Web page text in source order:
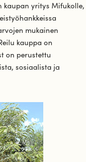
kaupan yritys Mifukolle,
mukainen
kauppa on
on perustettu
sosiaalista ja